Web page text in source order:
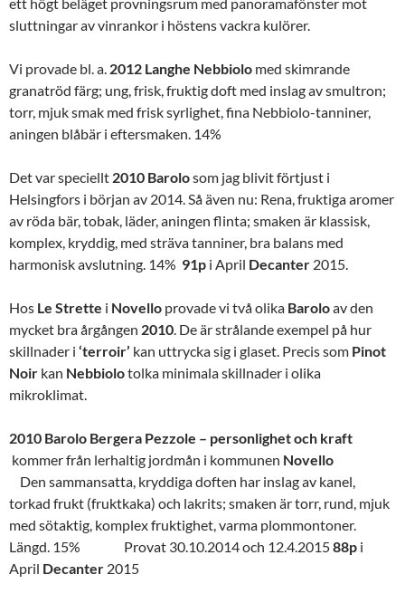
sluttningar av vinrankor i höstens vackra kulörer.
Vi provade bl. a. 2012 Langhe Nebbiolo med skimrande
granatröd färg; ung, frisk, fruktig doft med inslag av smultron;
torr, mjuk smak med frisk syrlighet, fina Nebbiolo-tanniner,
aningen blåbär i eftersmaken. 14%
Det var speciellt 2010 Barolosom jag blivit förtjust i
Helsingfors i början av 2014. Så även nu: Rena, fruktiga aromer
av röda bär, tobak, läder, aningen flinta; smaken är klassisk,
komplex, kryddig, med sträva tanniner, bra balans med
harmonisk avslutning. 14% 91p i April Decanter 2015.
Hos Le Strette i Novello provade vi två olika Baroloav den
mycket bra årgången 2010. De är strålande exempel på hur
skillnader i ‘terroir’ kan uttrycka sig i glaset. Precis som Pinot
Noir kan Nebbiolotolka minimala skillnader i olika
mikroklimat.
2010 Barolo Bergera Pezzole – personlighet och kraft
kommer från lerhaltig jordmån i kommunen Novello
Den sammansatta, kryddiga doften har inslag av kanel,
torkad frukt (fruktkaka) och lakrits; smaken är torr, rund, mjuk
med sötaktig, komplex fruktighet, varma plommontoner.
Längd. 15% Provat 30.10.2014 och 12.4.201588p i
April Decanter 2015